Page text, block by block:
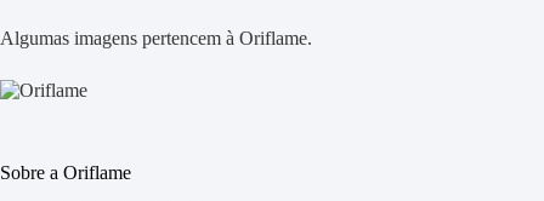
Algumas imagens pertencem à Oriflame.
Sobre a Oriflame